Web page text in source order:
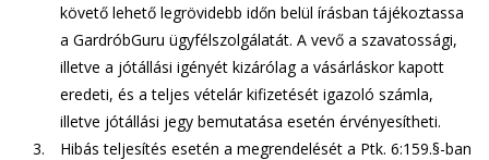
követő lehető legrövidebb időn belül írásban tájékoztassa
a GardróbGuru ügyfélszolgálatát. A vevő a szavatossági,
illetve a jótállási igényét kizárólag a vásárláskor kapott
eredeti, és a teljes vételár kifizetését igazoló számla,
illetve jótállási jegy bemutatása esetén érvényesítheti.
Hibás teljesítés esetén a megrendelését a Ptk. 6:159.§-ban